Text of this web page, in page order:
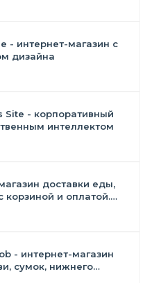
- интернет-магазин с
дизайна
Site - корпоративный
интеллектом
доставки еды,
корзиной и оплатой.
- интернет-магазин
сумок, нижнего